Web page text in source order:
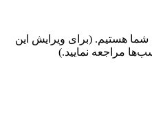
شما هستیم. (برای ویرایش این
مراجعه نمایید.)